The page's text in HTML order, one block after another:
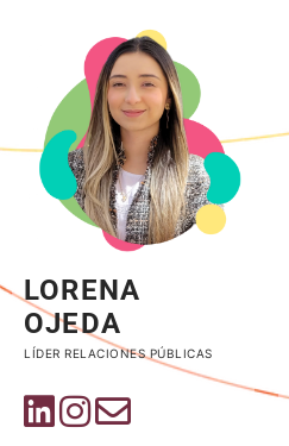
LORENA
OJEDA
LÍDER RELACIONES PÚBLICAS